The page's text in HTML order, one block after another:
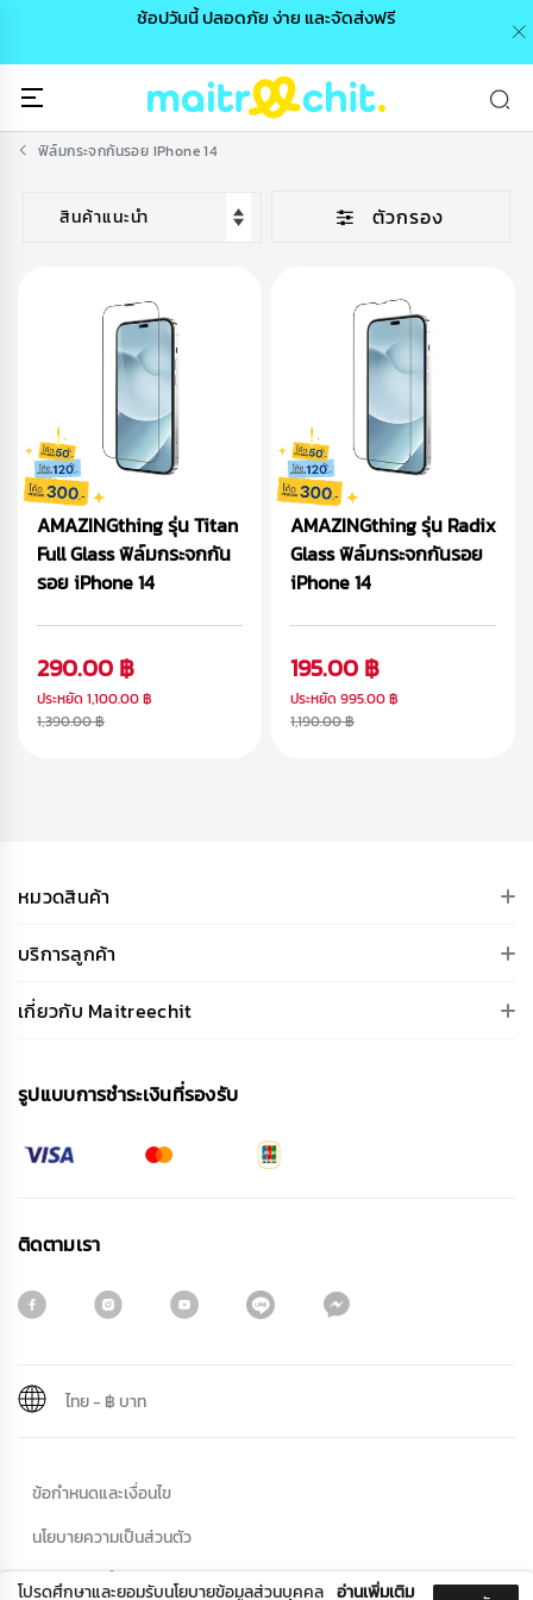
ช้อปวันนี้ ปลอดภัย ง่าย และจัดส่งฟรี
โปรดศึกษาและยอมรับนโยบายข้อมูลส่วนบุคคล อ่านเพิ่มเติม
ฟิล์มกระจกกันรอย IPhone 14
ตัวกรอง
AMAZINGthing รุ่น Titan
Full Glass ฟิล์มกระจกกัน
รอย iPhone 14
290.00 ฿
ประหยัด 1,100.00 ฿
1,390.00 ฿
AMAZINGthing รุ่น Radix
Glass ฟิล์มกระจกกันรอย
iPhone 14
195.00 ฿
ประหยัด 995.00 ฿
1,190.00 ฿
หมวดสินค้า
บริการลูกค้า
เกี่ยวกับ Maitreechit
รูปแบบการชําระเงินที่รองรับ
ติดตามเรา
ข้อกำหนดและเงื่อนไข
นโยบายความเป็นส่วนตัว
นโยบายคุกกี้
ไทย- ฿ บาท
ชื่อ